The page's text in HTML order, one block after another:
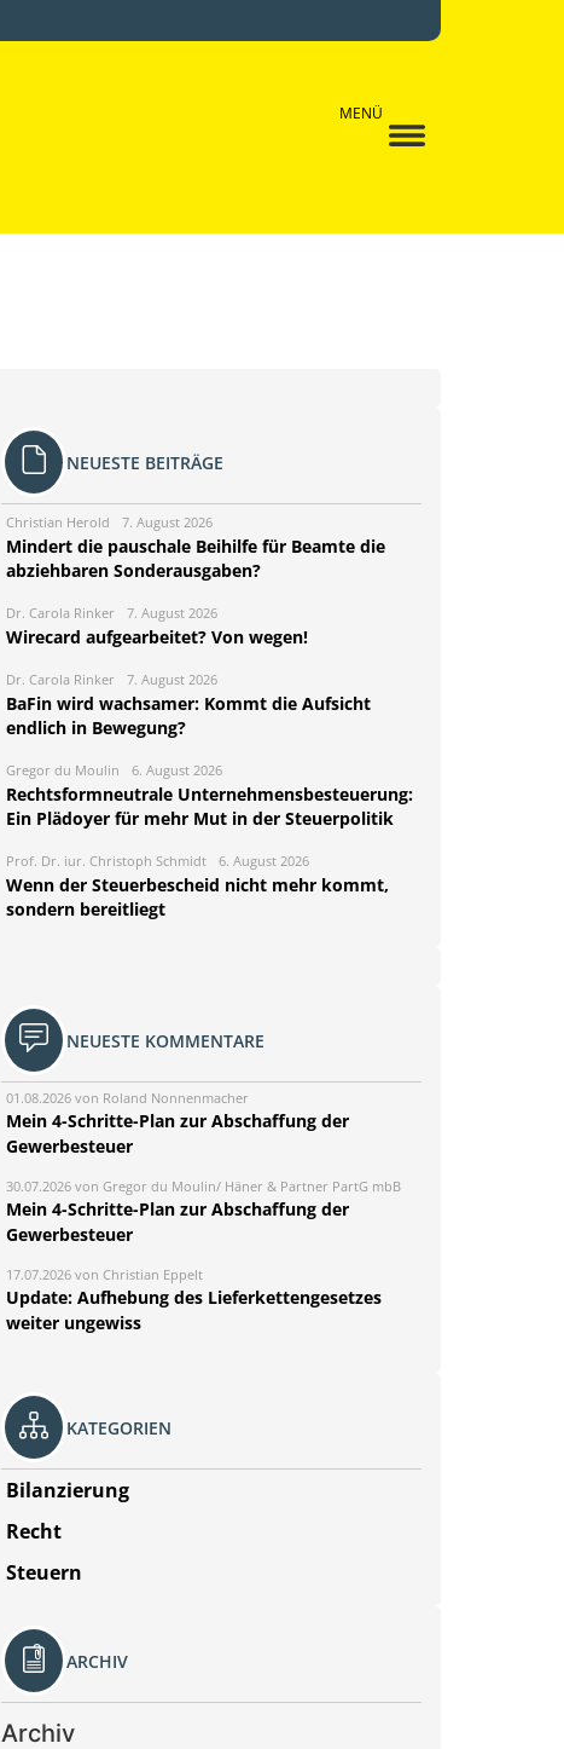
MENÜ
NEUESTE BEITRÄGE
Christian Herold 7. August 2026
Mindert die pauschale Beihilfe für Beamte die
abziehbaren Sonderausgaben?
Dr. Carola Rinker 7. August 2026
Wirecard aufgearbeitet? Von wegen!
Dr. Carola Rinker 7. August 2026
BaFin wird wachsamer: Kommt die Aufsicht
endlich in Bewegung?
Gregor du Moulin 6. August 2026
Rechtsformneutrale Unternehmensbesteuerung:
Ein Plädoyer für mehr Mut in der Steuerpolitik
Prof. Dr. iur. Christoph Schmidt 6. August 2026
Wenn der Steuerbescheid nicht mehr kommt,
sondern bereitliegt
NEUESTE KOMMENTARE
01.08.2026 von Roland Nonnenmacher
Mein 4-Schritte-Plan zur Abschaffung der
Gewerbesteuer
30.07.2026 von Gregor du Moulin/ Häner & Partner PartG mbB
Mein 4-Schritte-Plan zur Abschaffung der
Gewerbesteuer
17.07.2026 von Christian Eppelt
Update: Aufhebung des Lieferkettengesetzes
weiter ungewiss
KATEGORIEN
Bilanzierung
Recht
Steuern
ARCHIV
Archiv